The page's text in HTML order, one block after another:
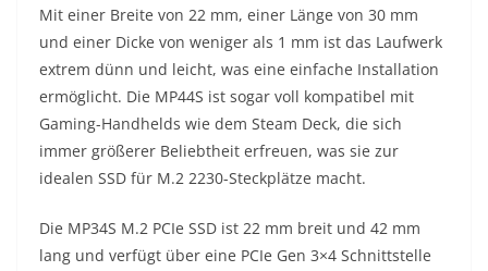
Mit einer Breite von 22 mm, einer Länge von 30 mm
und einer Dicke von weniger als 1 mm ist das Laufwerk
extrem dünn und leicht, was eine einfache Installation
ermöglicht. Die MP44S ist sogar voll kompatibel mit
Gaming-Handhelds wie dem Steam Deck, die sich
immer größerer Beliebtheit erfreuen, was sie zur
idealen SSD für M.2 2230-Steckplätze macht.
Die MP34S M.2 PCIe SSD ist 22 mm breit und 42 mm
lang und verfügt über eine PCIe Gen 3×4 Schnittstelle